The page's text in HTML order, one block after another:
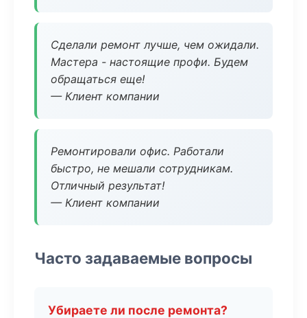
Сделали ремонт лучше, чем ожидали.
Мастера - настоящие профи. Будем
обращаться еще!
— Клиент компании
Ремонтировали офис. Работали
быстро, не мешали сотрудникам.
Отличный результат!
— Клиент компании
Часто задаваемые вопросы
Убираете ли после ремонта?